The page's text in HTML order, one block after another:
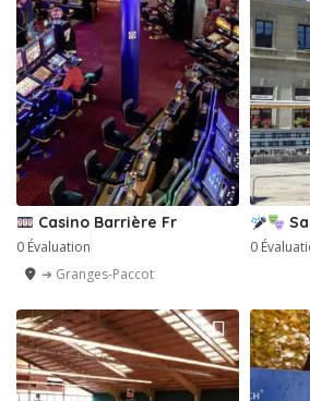
Casino Barrière Fr
0 Évaluation
➔ Granges-Paccot
0